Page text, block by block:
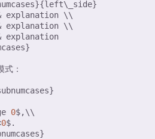
explanation \\
explanation \\
explanation
式：
0$,\\
0$.